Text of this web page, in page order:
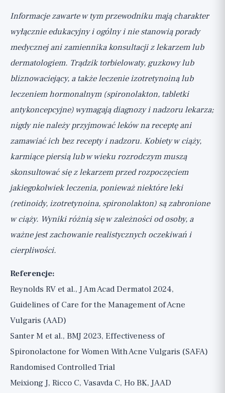
Informacje zawarte w tym przewodniku mają charakter
wyłącznie edukacyjny i ogólny i nie stanowią porady
medycznej ani zamiennika konsultacji z lekarzem lub
dermatologiem. Trądzik torbielowaty, guzkowy lub
bliznowaciejący, a także leczenie izotretynoiną lub
leczeniem hormonalnym (spironolakton, tabletki
antykoncepcyjne) wymagają diagnozy i nadzoru lekarza;
nigdy nie należy przyjmować leków na receptę ani
zamawiać ich bez recepty i nadzoru. Kobiety w ciąży,
karmiące piersią lub w wieku rozrodczym muszą
skonsultować się z lekarzem przed rozpoczęciem
jakiegokolwiek leczenia, ponieważ niektóre leki
(retinoidy, izotretynoina, spironolakton) są zabronione
w ciąży. Wyniki różnią się w zależności od osoby, a
ważne jest zachowanie realistycznych oczekiwań i
cierpliwości.
Referencje:
Reynolds RV et al., J Am Acad Dermatol 2024,
Guidelines of Care for the Management of Acne
Vulgaris (AAD)
Santer M et al., BMJ 2023, Effectiveness of
Spironolactone for Women With Acne Vulgaris (SAFA)
Randomised Controlled Trial
Meixiong J, Ricco C, Vasavda C, Ho BK, JAAD